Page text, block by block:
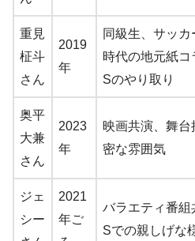
重見
柾斗
さん
2019
年
同級生、サッカ
時代の地元紙コ
Sのやり取り
奥平
大兼
さん
2023
年
映画共演、舞台
密な雰囲気
ジェ
シー
2021
年ご
バラエティ番組
Sでの親しげな